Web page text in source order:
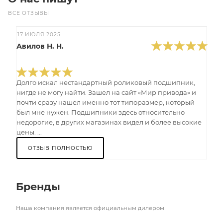
ВСЕ ОТЗЫВЫ
17 ИЮЛЯ 2025
Авилов Н. Н.
Долго искал нестандартный роликовый подшипник,
нигде не могу найти. Зашел на сайт «Мир привода» и
почти сразу нашел именно тот типоразмер, который
был мне нужен. Подшипники здесь относительно
недорогие, в других магазинах видел и более высокие
цены. ...
ОТЗЫВ ПОЛНОСТЬЮ
Бренды
Наша компания является официальным дилером